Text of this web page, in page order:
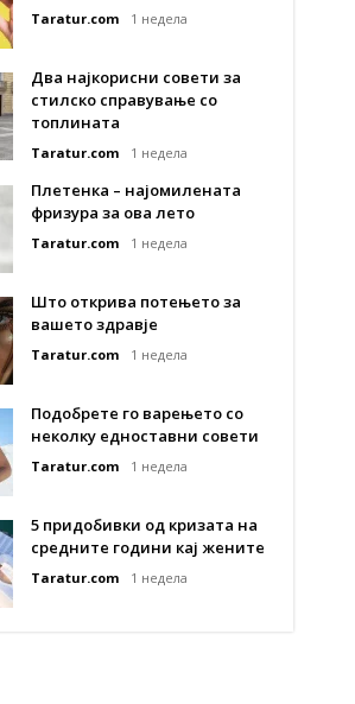
Taratur.com 1 недела
Два најкорисни совети за
стилско справување со
топлината
Taratur.com 1 недела
Плетенка – најомилената
фризура за ова лето
Taratur.com 1 недела
Што открива потењето за
вашето здравје
Taratur.com 1 недела
Подобрете го варењето со
неколку едноставни совети
Taratur.com 1 недела
5 придобивки од кризата на
средните години кај жените
Taratur.com 1 недела